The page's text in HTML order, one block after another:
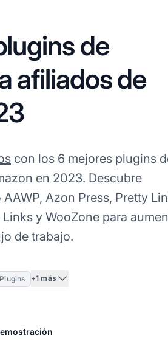
de
afiliados de
con los 6 mejores plugins
en 2023. Descubre
Azon Press, Pretty
y WooZone para
de trabajo.
Plugins +1 más